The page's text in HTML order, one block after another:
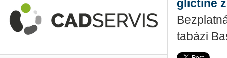
g­lič­ti­ně
ta­bá­zi